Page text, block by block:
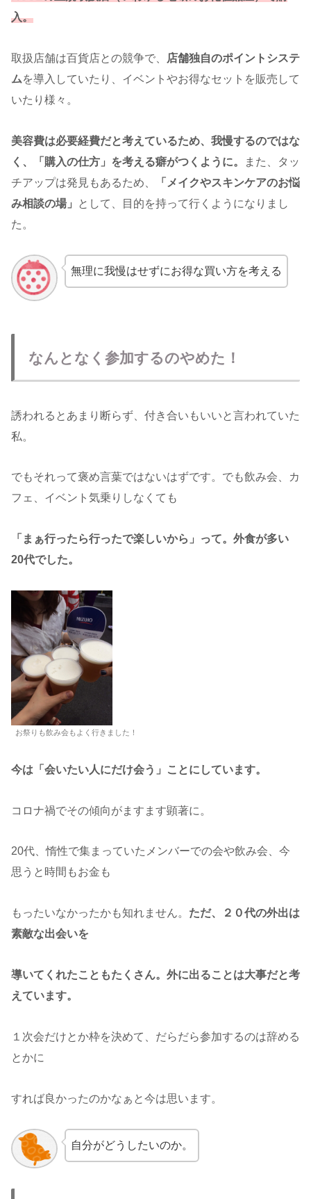
入。
取扱店舗は百貨店との競争で、
店舗独自のポイントシステ
ムを導入していたり、イベントやお得なセットを販売して
いたり様々。
美容費は必要経費だと考えているため、我慢するのではな
く、「購入の仕方」を考える癖がつくように。
また、タッ
チアップは発見もあるため、
「メイクやスキンケアのお悩
み相談の場」
として、目的を持って行くようになりまし
た。
無理に我慢はせずにお得な買い方を考える
なんとなく参加するのやめた！
誘われるとあまり断らず、付き合いもいいと言われていた
私。
でもそれって褒め言葉ではないはずです。でも飲み会、カ
フェ、イベント気乗りしなくても
「まぁ行ったら行ったで楽しいから」って。外食が多い
20代でした。
お祭りも飲み会もよく行きました！
今は「会いたい人にだけ会う」ことにしています。
コロナ禍でその傾向がますます顕著に。
20代、惰性で集まっていたメンバーでの会や飲み会、今
思うと時間もお金も
もったいなかったかも知れません。 ただ、２０代の外出は
素敵な出会いを
導いてくれたこともたくさん。外に出ることは大事だと考
えています。
１次会だけとか枠を決めて、だらだら参加するのは辞める
とかに
すれば良かったのかなぁと今は思います。
自分がどうしたいのか。